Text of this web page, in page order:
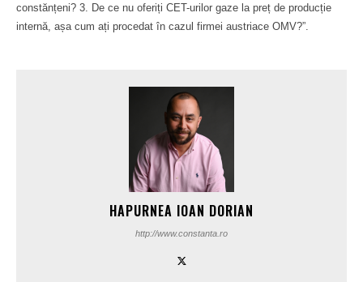
constănțeni? 3. De ce nu oferiți CET-urilor gaze la preț de producție
internă, așa cum ați procedat în cazul firmei austriace OMV?”.
HAPURNEA IOAN DORIAN
http://www.constanta.ro